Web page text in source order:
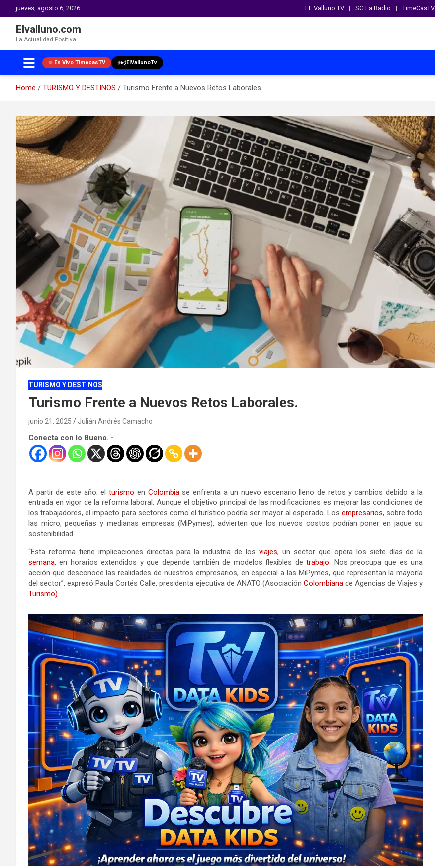
jueves, agosto 6, 2026 EL Valluno TV SG La Radio TimeCasTV
Elvalluno.com
La Actualidad Positiva.
En Vivo TimecasTV ElVallunoTv
Home TURISMO Y DESTINOS
Turismo Frente a Nuevos Retos Laborales.
content
TURISMO Y DESTINOS
Turismo Frente a Nuevos Retos Laborales.
junio 21, 2025 Julián Andrés Camacho
Conecta con lo Bueno. -
A partir de este año, elturismo en Colombiase enfrenta a un nuevo escenario lleno de retos y cambios debido a la
entrada en vigor de la reforma laboral. Aunque el objetivo principal de las modificaciones es mejorar las condiciones de
los trabajadores, el impacto para sectores como el turístico podría ser mayor al esperado. Losempresarios, sobre todo
las micro, pequeñas y medianas empresas (MiPymes), advierten que los nuevos costos podrían poner en jaque su
sostenibilidad.
“Esta reforma tiene implicaciones directas para la industria de losviajes, un sector que opera los siete días de la
semana, en horarios extendidos y que depende también de modelos flexibles detrabajo. Nos preocupa que es una
acción que desconoce las realidades de nuestros empresarios, en especial a las MiPymes, que representan la mayoría
del sector”, expresó Paula Cortés Calle, presidenta ejecutiva de ANATO (Asociación Colombianade Agencias de Viajes y
Turismo).